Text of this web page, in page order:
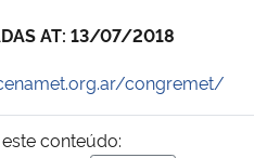
AT: 13/07/2018
congremet/
conteúdo: